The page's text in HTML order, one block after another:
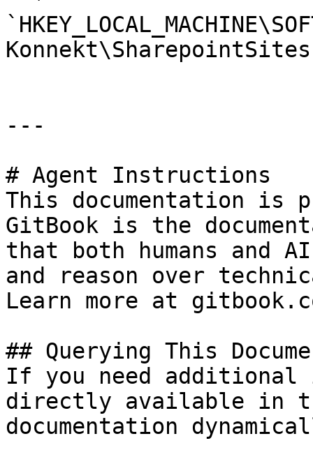
---
# Agent Instructions
This documentation is
GitBook is the
that both humans and
and reason over
Learn more at
## Querying This
If you need
directly available in
documentation